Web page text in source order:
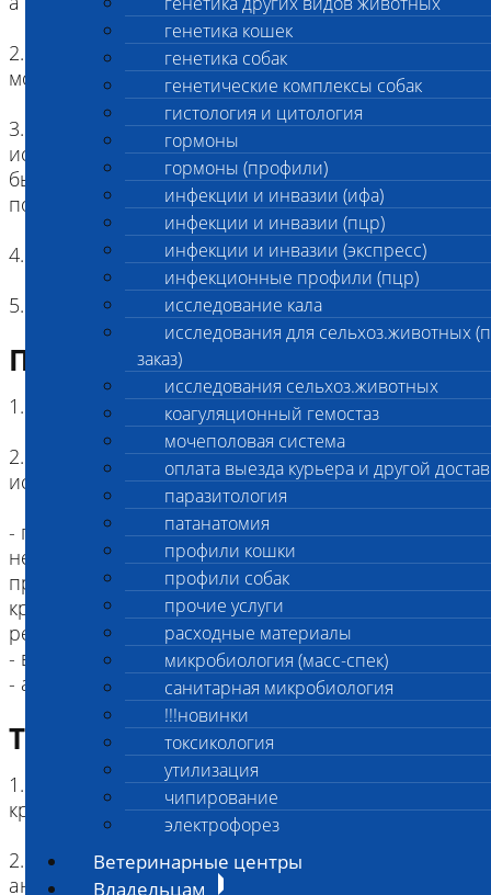
генетика кошек
генетика собак
генетические комплексы собак
гистология и цитология
гормоны
гормоны (профили)
инфекции и инвазии (ифа)
инфекции и инвазии (пцр)
инфекции и инвазии (экспресс)
инфекционные профили (пцр)
исследование кала
исследования для сельхоз.животных
заказ)
исследования сельхоз.животных
коагуляционный гемостаз
мочеполовая система
оплата выезда курьера и другой
паразитология
патанатомия
профили кошки
профили собак
прочие услуги
расходные материалы
микробиология (масс-спек)
санитарная микробиология
!!!новинки
токсикология
утилизация
чипирование
электрофорез
Ветеринарные центры
Владельцам
2. Метод: иммунохроматография с
моноклональными антителами
3. Форма заключения по результатам
исследования: в результате исследования могут
быть выявлены группы: DEA 1 + (DEA
положительная) и DEA 1 – (DEA отрицательная)
4. Единицы измерения: не используются
5. Виды животных: собаки
Подготовка к исследованию
1. Голодная диета: не требуется
2. Факторы, влияющие на результат
исследования:
- гемотрансфузия (в случае переливания крови
неизвестной группы) за 40 дней и менее до
проведения процедуры определения группы
крови данным методом может влиять на
результат тестирования
- выраженная анемия (< 5%)
Требование к биоматериалу
1. Вид материала: цельная (несвернувшаяся)
кровь
2. Пробирка (контейнер): пробирка с
антикоагулянтом К2ЭДТА или цитратом натрия